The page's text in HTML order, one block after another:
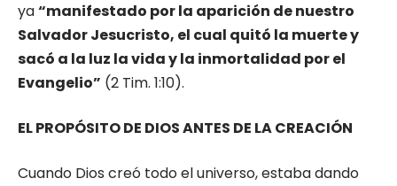
ya“manifestado por la aparición de nuestro
Salvador Jesucristo, el cual quitó la muerte y
sacó a la luz la vida y la inmortalidad por el
Evangelio” (2 Tim. 1:10).
EL PROPÓSITO DE DIOS ANTES DE LA CREACIÓN
Cuando Dios creó todo el universo, estaba dando